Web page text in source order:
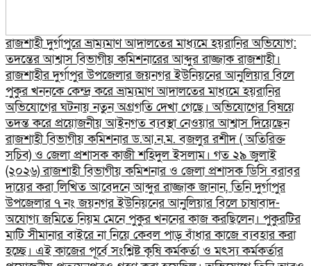
রাজশাহী দুর্গাপুরে ভ্রাম্যমাণ আদালতের মাধ্যমে হয়রানির অভিযোগ:
তদন্তের আশ্বাস বিভাগীয় কমিশনারের আব্দুর রাজ্জাক রাজশাহী।
রাজশাহীর দুর্গাপুর উপজেলার জয়নগর ইউনিয়নের আনুলিয়ার বিলে
পুকুর খননকে কেন্দ্র করে ভ্রাম্যমাণ আদালতের মাধ্যমে হয়রানির
অভিযোগের ঘটনায় নতুন অগ্রগতি দেখা গেছে। অভিযোগের বিষয়ে
তদন্ত করে প্রয়োজনীয় আইনগত ব্যবস্থা নেওয়ার আশ্বাস দিয়েছেন
রাজশাহী বিভাগীয় কমিশনার ড.আ.ন.ম. বজলুর রশীদ ( অতিরিক্ত
সচিব) ও জেলা প্রশাসক কাজী শহিদুল ইসলাম। গত ২৯ জুলাই
(২০২৬) রাজশাহী বিভাগীয় কমিশনার ও জেলা প্রশাসক ডিসি বরাবর
দায়ের করা লিখিত আবেদনে আব্দুর রাজ্জাক জানান, তিনি দুর্গাপুর
উপজেলার ৭ নং জয়নগর ইউনিয়নের আনুলিয়ার বিলে চাষাবাদ-
অযোগ্য জমিতে নিয়ম মেনে পুকুর খননের কাজ করছিলেন। পুকুরটির
মাটি সীমানার বাইরে না নিয়ে কেবল পাড় বাঁধার কাজে ব্যবহার করা
হচ্ছে। এই কাজের পূর্বে সংশ্লিষ্ট কৃষি কর্মকর্তা ও মৎস্য কর্মকর্তার